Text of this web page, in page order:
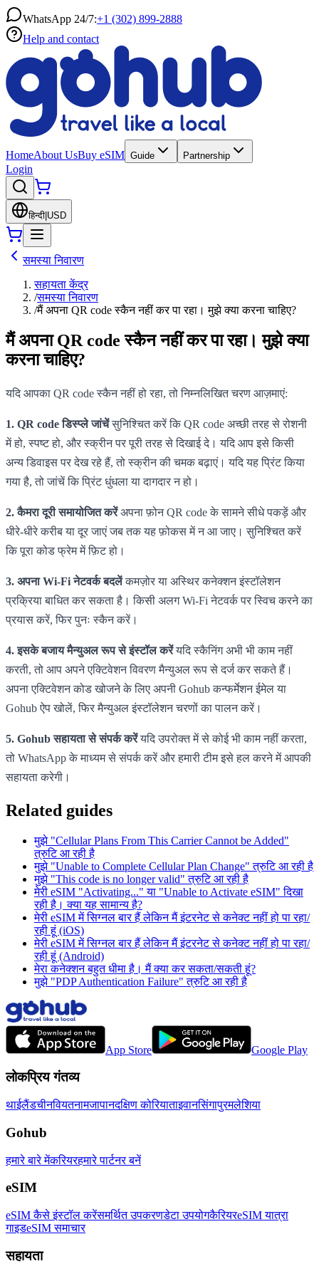
WhatsApp 24/7:+1 (302) 899-2888
Help and contact
HomeAbout UsBuy eSIM Guide Partnership
Login
हिन्दी USD
समस्या निवारण
सहायता केंद्र
/समस्या निवारण
/मैं अपना QR code स्कैन नहीं कर पा रहा। मुझे क्या करना चाहिए?
मैं अपना QR code स्कैन नहीं कर पा रहा। मुझे क्या
करना चाहिए?
यदि आपका QR code स्कैन नहीं हो रहा, तो निम्नलिखित चरण आज़माएं:
1. QR code डिस्प्ले जांचेंसुनिश्चित करें कि QR code अच्छी तरह से रोशनी
में हो, स्पष्ट हो, और स्क्रीन पर पूरी तरह से दिखाई दे। यदि आप इसे किसी
अन्य डिवाइस पर देख रहे हैं, तो स्क्रीन की चमक बढ़ाएं। यदि यह प्रिंट किया
गया है, तो जांचें कि प्रिंट धुंधला या दागदार न हो।
2. कैमरा दूरी समायोजित करेंअपना फ़ोन QR code के सामने सीधे पकड़ें और
धीरे-धीरे करीब या दूर जाएं जब तक यह फ़ोकस में न आ जाए। सुनिश्चित करें
कि पूरा कोड फ्रेम में फ़िट हो।
3. अपना Wi-Fi नेटवर्क बदलेंकमज़ोर या अस्थिर कनेक्शन इंस्टॉलेशन
प्रक्रिया बाधित कर सकता है। किसी अलग Wi-Fi नेटवर्क पर स्विच करने का
प्रयास करें, फिर पुनः स्कैन करें।
4. इसके बजाय मैन्युअल रूप से इंस्टॉल करेंयदि स्कैनिंग अभी भी काम नहीं
करती, तो आप अपने एक्टिवेशन विवरण मैन्युअल रूप से दर्ज कर सकते हैं।
अपना एक्टिवेशन कोड खोजने के लिए अपनी Gohub कन्फर्मेशन ईमेल या
Gohub ऐप खोलें, फिर मैन्युअल इंस्टॉलेशन चरणों का पालन करें।
5. Gohub सहायता से संपर्क करेंयदि उपरोक्त में से कोई भी काम नहीं करता,
तो WhatsApp के माध्यम से संपर्क करें और हमारी टीम इसे हल करने में आपकी
सहायता करेगी।
Related guides
मुझे "Cellular Plans From This Carrier Cannot be Added"
त्रुटि आ रही है
मुझे "Unable to Complete Cellular Plan Change" त्रुटि आ रही है
मुझे "This code is no longer valid" त्रुटि आ रही है
मेरी eSIM "Activating..." या "Unable to Activate eSIM" दिखा
रही है। क्या यह सामान्य है?
मेरी eSIM में सिग्नल बार हैं लेकिन मैं इंटरनेट से कनेक्ट नहीं हो पा रहा/
रही हूं (iOS)
मेरी eSIM में सिग्नल बार हैं लेकिन मैं इंटरनेट से कनेक्ट नहीं हो पा रहा/
रही हूं (Android)
मेरा कनेक्शन बहुत धीमा है। मैं क्या कर सकता/सकती हूं?
मुझे "PDP Authentication Failure" त्रुटि आ रही है
App Store Google Play
लोकप्रिय गंतव्य
थाईलैंडचीनवियतनामजापानदक्षिण कोरियाताइवानसिंगापुरमलेशिया
Gohub
हमारे बारे मेंकरियरहमारे पार्टनर बनें
eSIM
eSIM कैसे इंस्टॉल करेंसमर्थित उपकरणडेटा उपयोगकैरियरeSIM यात्रा
गाइडeSIM समाचार
सहायता